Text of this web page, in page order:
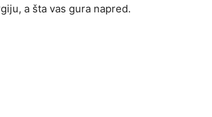
a šta vas gura napred.